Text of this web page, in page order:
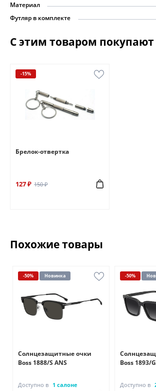
Материал
Футляр в комплекте
С этим товаром покупают
-15%
Брелок-отвертка
127 ₽ 150 ₽
Похожие товары
-50% Новинка
Солнцезащитные очки
Boss 1888/S ANS
Доступно в 1 салоне
-50%
Boss 1893/
Доступно в